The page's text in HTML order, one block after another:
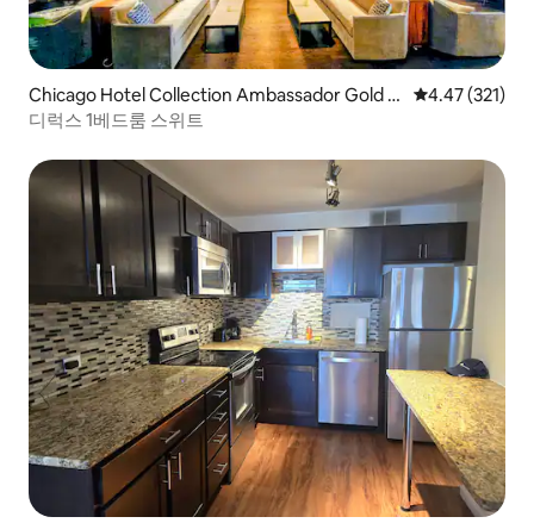
Chicago Hotel Collection Ambassador Gold C
oast
평점 4.47점(5
4.47 (321)
디럭스 1베드룸 스위트